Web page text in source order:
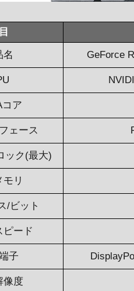
名 GeForce
コア
ェース
ック(最大)
モリ
/ビット
ピード
子
像度